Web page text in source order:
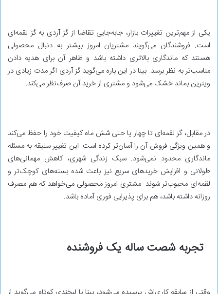
یکی از مهم‌ترین تغییرات بازار، جابه‌جایی تقاضا از گز آردی به گز لقمه‌ای
است. فروشندگان می‌گویند مشتریان امروز بیشتر به دنبال محصولی
هستند که ماندگاری بالاتری داشته باشد و ظاهر آن برای هدیه دادن
مناسب‌تر به نظر برسد. بینا در این باره می‌گوید گز آردی اگر مدت زیادی در
ویترین بماند خشک می‌شود و مشتری از خرید آن صرف‌نظر می‌کند.
در مقابل، گز لقمه‌ای تا چهار یا حتی شش ماه کیفیت خود را حفظ می‌کند
و همین ویژگی فروش آن را آسان‌تر کرده است. این تغییر سلیقه به مسئله
ماندگاری محدود نمی‌شود. سبک زندگی شهری، کاهش مهمانی‌های
طولانی و افزایش خریدهای سریع نیز باعث شده بسته‌های کوچک‌تر و
لقمه‌ای محبوب‌تر شوند. مشتری امروز محصولی می‌خواهد که هم مصرف
روزانه داشته باشد، هم برای پذیرایی فوری آماده باشد.
تجربه شصت ساله یک فروشنده